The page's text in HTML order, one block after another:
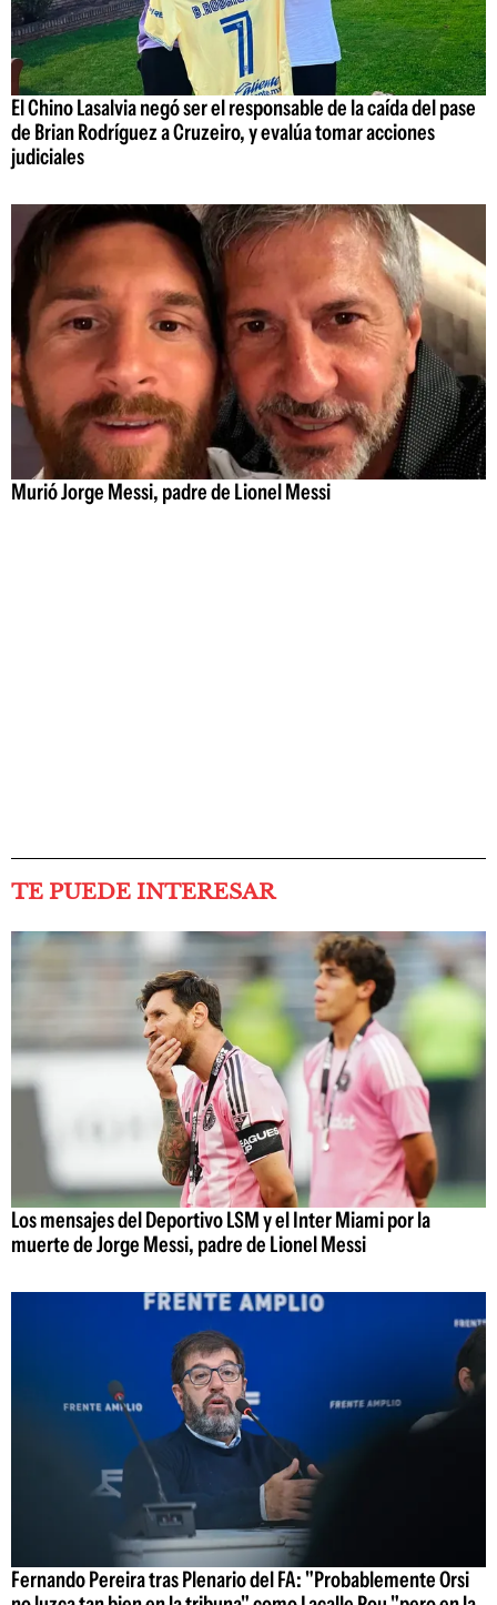
El Chino Lasalvia negó ser el responsable de la caída del pase
de Brian Rodríguez a Cruzeiro, y evalúa tomar acciones
judiciales
Murió Jorge Messi, padre de Lionel Messi
TE PUEDE INTERESAR
Los mensajes del Deportivo LSM y el Inter Miami por la
muerte de Jorge Messi, padre de Lionel Messi
Fernando Pereira tras Plenario del FA: "Probablemente Orsi